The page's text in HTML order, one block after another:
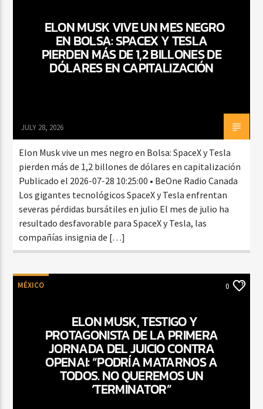
CURRENT SHOW
FIESTA DJ MIX
ELON MUSK VIVE UN MES NEGRO
EN BOLSA: SPACEX Y TESLA
PIERDEN MÁS DE 1,2 BILLONES DE
DÓLARES EN CAPITALIZACIÓN
JULY 28, 2026
Elon Musk vive un mes negro en Bolsa: SpaceX y Tesla
pierden más de 1,2 billones de dólares en capitalización
Publicado el 2026-07-28 10:25:00 • BeOne Radio Canada
Los gigantes tecnológicos SpaceX y Tesla enfrentan
severas pérdidas bursátiles en julio El mes de julio ha
resultado desfavorable para SpaceX y Tesla, las
compañías insignia de […]
MÉXICO 0
ELON MUSK, TESTIGO Y
PROTAGONISTA DE LA PRIMERA
JORNADA DEL JUICIO CONTRA
OPENAI: “PODRÍA MATARNOS A
TODOS. NO QUEREMOS UN
‘TERMINATOR”